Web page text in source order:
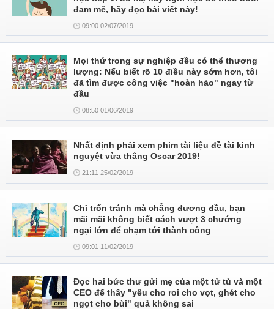
đam mê, hãy đọc bài viết này!
09:00 02/07/2019
Mọi thứ trong sự nghiệp đều có thể thương
lượng: Nếu biết rõ 10 điều này sớm hơn, tôi
đã tìm được công việc "hoàn hảo" ngay từ
đầu
08:50 01/06/2019
Nhất định phải xem phim tài liệu đề tài kinh
nguyệt vừa thắng Oscar 2019!
21:11 25/02/2019
Chỉ trốn tránh mà chẳng đương đầu, bạn
mãi mãi không biết cách vượt 3 chướng
ngại lớn để chạm tới thành công
09:01 11/02/2019
Đọc hai bức thư gửi mẹ của một tử tù và một
CEO để thấy "yêu cho roi cho vọt, ghét cho
ngọt cho bùi" quả không sai